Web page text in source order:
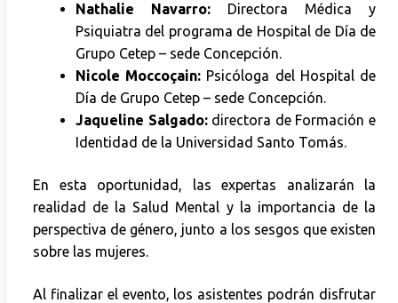
Nathalie Navarro: Directora Médica y
Psiquiatra del programa de Hospital de Día de
Grupo Cetep – sede Concepción.
Nicole Moccoçain: Psicóloga del Hospital de
Día de Grupo Cetep – sede Concepción.
Jaqueline Salgado: directora de Formación e
Identidad de la Universidad Santo Tomás.
En esta oportunidad, las expertas analizarán la
realidad de la Salud Mental y la importancia de la
perspectiva de género, junto a los sesgos que existen
sobre las mujeres.
Al finalizar el evento, los asistentes podrán disfrutar